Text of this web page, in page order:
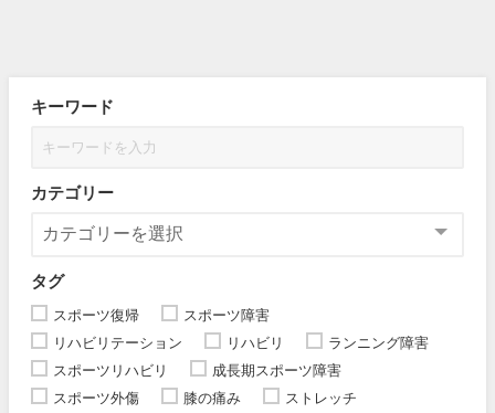
キーワード
カテゴリー
タグ
スポーツ復帰
スポーツ障害
リハビリテーション
リハビリ
ランニング障害
スポーツリハビリ
成長期スポーツ障害
スポーツ外傷
膝の痛み
ストレッチ